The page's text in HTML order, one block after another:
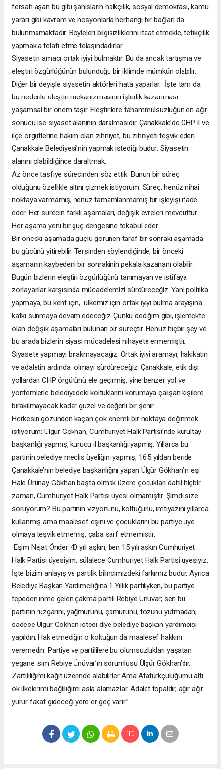
fersah aşan bu gibi şahısların halkçılık, sosyal demokrasi, kamu
yararı gibi kavram ve nosyonlarla herhangi bir bağları da
bulunmamaktadır. Böyleleri bilgisizliklerini itaat etmekle, tetikçilik
yapmakla telafi etme telaşındadırlar.
Siyasetin amacı ortak iyiyi bulmaktır. Bu da ancak tartışma ve
eleştiri özgürlüğünün bulunduğu bir iklimde mümkün olabilir.
Diğer bir deyişle siyasetin aktörleri hata yaparlar. İşte tam da
bu nedenle eleştiri mekanizmasının işlerlik kazanması
yaşamsal bir önem taşır. Eleştirilere tahammülsüzlüğün en ağır
sonucu ise siyaset alanının daralmasıdır. Çanakkale’de CHP il ve
ilçe örgütlerine hakim olan zihniyet, bu zihniyeti teşvik eden
Çanakkale Belediyesi’nin yapmak istediği budur: Siyasetin
alanını olabildiğince daraltmak.
Az önce tasfiye sürecinden söz ettik. Bunun bir süreç
olduğunu özellikle altını çizmek istiyorum. Süreç, henüz nihai
noktaya varmamış, henüz tamamlanmamış bir işleyişi ifade
eder. Her sürecin farklı aşamaları, değişik evreleri mevcuttur.
Her aşama yeni bir güç dengesine tekabül eder.
Bir önceki aşamada güçlü görünen taraf bir sonraki aşamada
bu gücünü yitirebilir. Tersinden söylendiğinde, bir önceki
aşamanın kaybedeni bir sonrakinin pekala kazananı olabilir.
Bugün bizlerin eleştiri özgürlüğünü tanımayan ve istifaya
zorlayanlar karşısında mücadelemizi sürdüreceğiz. Yani politika
yapmaya, bu kent için, ülkemiz için ortak iyiyi bulma arayışına
katkı sunmaya devam edeceğiz. Çünkü dediğim gibi, işlemekte
olan değişik aşamaları bulunan bir süreçtir. Henüz hiçbir şey ve
bu arada bizlerin siyasi mücadelesi nihayete ermemiştir.
Siyasete yapmayı bırakmayacağız. Ortak iyiyi aramayı, hakikatin
ve adaletin ardında olmayı sürdüreceğiz. Çanakkale, etik dışı
yollardan CHP örgütünü ele geçirmiş, yine benzer yol ve
yöntemlerle belediyedeki koltuklarını korumaya çalışan kişilere
bırakılmayacak kadar güzel ve değerli bir şehir.
Herkesin gözünden kaçan çok önemli bir noktaya değinmek
istiyorum: Ülgür Gökhan, Cumhuriyet Halk Partisi’nde kurultay
başkanlığı yapmış, kurucu il başkanlığı yapmış. Yıllarca bu
partinin belediye meclis üyeliğini yapmış, 16.5 yıldan beride
Çanakkale’nin belediye başkanlığını yapan Ülgür Gökhan’ın eşi
Hale Ürünay Gökhan başta olmak üzere çocukları dahil hiçbir
zaman, Cumhuriyet Halk Partisi üyesi olmamıştır. Şimdi size
soruyorum? Bu partinin vizyonunu, koltuğunu, imtiyazını yıllarca
kullanmış ama maalesef eşini ve çocuklarını bu partiye üye
olmaya teşvik etmemiş, çaba sarf etmemiştir.
Eşim Nejat Önder 40 yılı aşkın, ben 15 yılı aşkın Cumhuriyet
Halk Partisi üyesiyim, sülalece Cumhuriyet Halk Partisi üyesiyiz.
İşte bizim anlayış ve partilik bilincimizdeki farkımız budur. Ayrıca
Belediye Başkan Yardımcılığına 1 Yıllık partiliyken, bu partiye
tepeden inme gelen çakma partili Rebiye Ünüvar; sen bu
partinin rüzgarını, yağmurunu, çamurunu, tozunu yutmadan,
sadece Ülgür Gökhan istedi diye belediye başkan yardımcısı
yapıldın. Hak etmediğin o koltuğun da maalesef hakkını
veremedin. Partiye ve partililere bu olumsuzlukları yaşatan
yegane isim Rebiye Ünüvar’ın sorumlusu Ülgür Gökhan’dır.
Zartililiğimi kağıt üzerinde alabilirler Ama Atatürkçülüğümü altı
ok ilkelerimi bağlılığımı asla alamazlar. Adalet topaldır, ağır ağır
yürür fakat gideceği yere er geç varır.”